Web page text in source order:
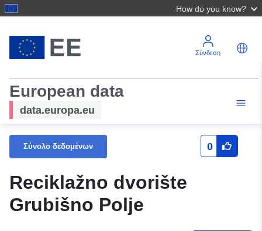
How do you know?
Σύνδεση
European data
data.europa.eu
Σύνολο δεδομένων 0
Reciklažno dvorište
Grubišno Polje